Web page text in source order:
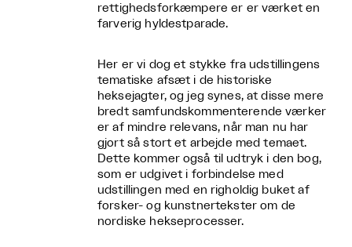
rettighedsforkæmpere er er værket en
farverig hyldestparade.
Her er vi dog et stykke fra udstillingens
tematiske afsæt i de historiske
heksejagter, og jeg synes, at disse mere
bredt samfundskommenterende værker
er af mindre relevans, når man nu har
gjort så stort et arbejde med temaet.
Dette kommer også til udtryk i den bog,
som er udgivet i forbindelse med
udstillingen med en righoldig buket af
forsker- og kunstnertekster om de
nordiske hekseprocesser.